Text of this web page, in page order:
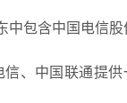
中包含中国电信股
信、中国联通提